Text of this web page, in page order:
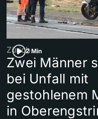
2 Min
Zürich
Zwei Männer
bei Unfall mit
gestohlenem
in